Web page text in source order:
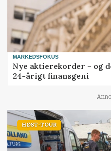
MARKEDSFOKUS
Nye aktierekorder – og
24-årigt finansgeni
HØST-TOUR